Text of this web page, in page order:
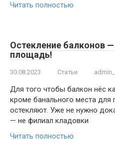
Читать полностью
Остекление балконов
площадь!
30.08.2023 Статьи
Для того чтобы балкон нёс
кроме банального места для
остекляют. Уже не нужно
— не филиал кладовки
Читать полностью